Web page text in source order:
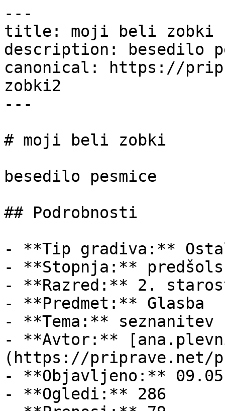
---
title: moji beli zobki
description: besedilo
canonical: https://
zobki2
---
# moji beli zobki
besedilo pesmice
## Podrobnosti
- **Tip gradiva:**
- **Stopnja:**
- **Razred:** 2.
- **Predmet:** Glasba
- **Tema:** seznanitev
- **Avtor:**
(https://priprave.net/
- **Objavljeno:**
- **Ogledi:** 286